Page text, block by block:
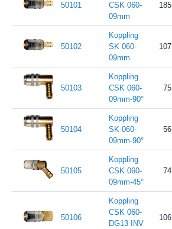
50101
CSK 060-
09mm
185
50102
Koppling
SK 060-
09mm
107
50103
Koppling
CSK 060-
09mm-90°
75
50104
Koppling
SK 060-
09mm-90°
56
50105
Koppling
CSK 060-
09mm-45°
74
50106
Koppling
CSK 060-
DG13 INV
106